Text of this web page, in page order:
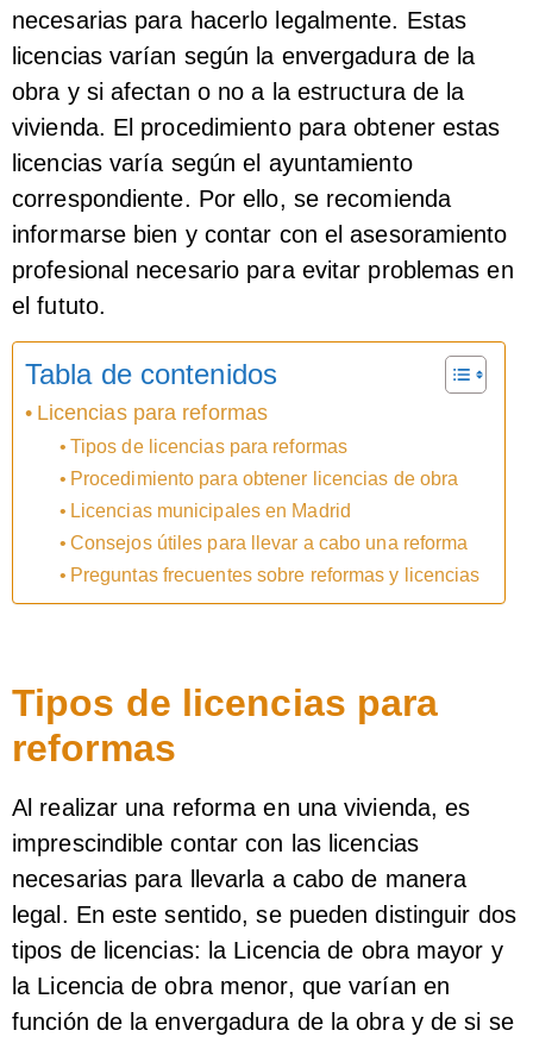
necesarias para hacerlo legalmente. Estas
licencias varían según la envergadura de la
obra y si afectan o no a la estructura de la
vivienda. El procedimiento para obtener estas
licencias varía según el ayuntamiento
correspondiente. Por ello, se recomienda
informarse bien y contar con el asesoramiento
profesional necesario para evitar problemas en
el fututo.
Tabla de contenidos
Licencias para reformas
Tipos de licencias para reformas
Procedimiento para obtener licencias de obra
Licencias municipales en Madrid
Consejos útiles para llevar a cabo una reforma
Preguntas frecuentes sobre reformas y licencias
Tipos de licencias para
reformas
Al realizar una reforma en una vivienda, es
imprescindible contar con las licencias
necesarias para llevarla a cabo de manera
legal. En este sentido, se pueden distinguir dos
tipos de licencias: la Licencia de obra mayor y
la Licencia de obra menor, que varían en
función de la envergadura de la obra y de si se